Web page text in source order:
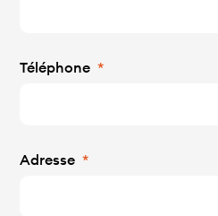
Téléphone
Adresse